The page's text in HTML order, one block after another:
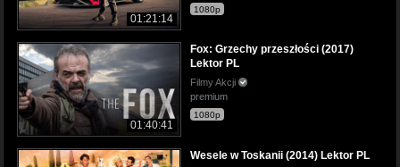
01:21:14
1080p
01:40:41
Fox: Grzechy przeszłości (2017)
Lektor PL
Filmy Akcji
premium
1080p
Wesele w Toskanii (2014) Lektor PL